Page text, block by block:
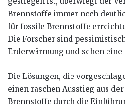
Brennstoffe immer noch
für fossile Brennstoffe
Die Forscher sind
Erderwärmung und sehen
Die Lösungen, die
einen raschen Ausstieg aus
Brennstoffe durch die